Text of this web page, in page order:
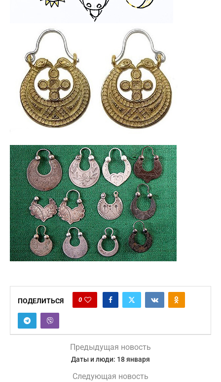
ПОДЕЛИТЬСЯ 0
Предыдущая новость
Даты и люди: 18 января
Следующая новость